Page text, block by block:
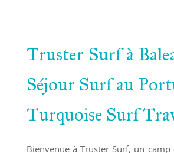
Truster Surf à
Séjour Surf au
Turquoise Surf
Bienvenue à Truster Surf, un